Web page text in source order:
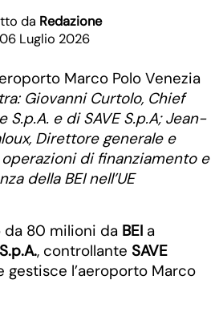
da Redazione
Luglio 2026
Giovanni Curtolo, Chief
e di SAVE S.p.A; Jean-
Direttore generale e
di finanziamento e
della BEI nell’UE
da 80 milioni da BEI a
, controllante SAVE
gestisce l’aeroporto Marco